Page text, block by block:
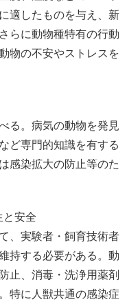
適したものを与え、新
らに動物種特有の行動
物の不安やストレスを
る。病気の動物を発見
ど専門的知識を有する
感染拡大の防止等のた
と安全
、実験者・飼育技術者
持する必要がある。動
止、消毒・洗浄用薬剤
特に人獣共通の感染症